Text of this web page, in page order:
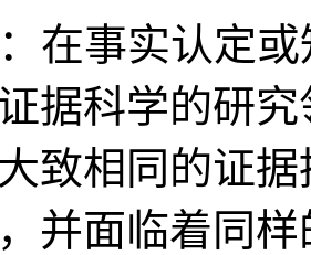
事实认定或
据科学的研
致相同的证
并面临着同